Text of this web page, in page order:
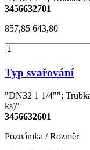
3456632701
857,85 643,80
Typ svařování
"DN32 1 1/4"";
ks)"
3456632601
Poznámka / Rozměr